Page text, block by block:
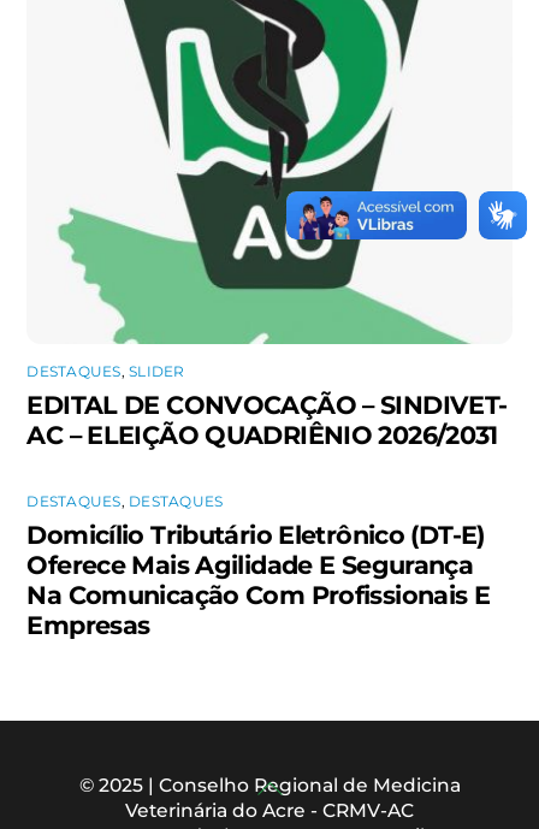
DESTAQUES,SLIDER
EDITAL DE CONVOCAÇÃO – SINDIVET-
AC – ELEIÇÃO QUADRIÊNIO 2026/2031
DESTAQUES, DESTAQUES
Domicílio Tributário Eletrônico (DT-E)
Oferece Mais Agilidade E Segurança
Na Comunicação Com Profissionais E
Empresas
Back
To
© 2025 | Conselho Regional de Medicina
Veterinária do Acre - CRMV-AC